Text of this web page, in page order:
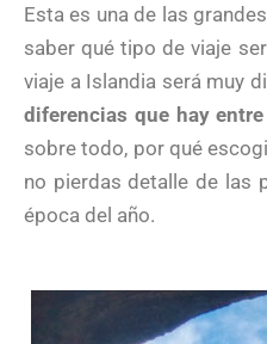
Esta es una de las
saber qué tipo de viaje
viaje a Islandia será muy
diferencias que hay
sobre todo, por qué
no pierdas detalle de las
época del año.